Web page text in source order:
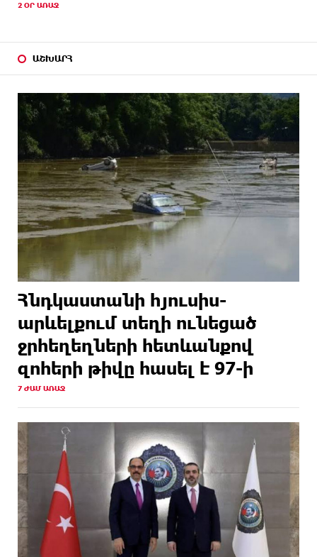
2 ՕՐ ԱՌԱՋ
ԱՇԽԱՐՀ
Հնդկաստանի հյուսիս-
արևելքում տեղի ունեցած
ջրհեղեղների հետևանքով
զոհերի թիվը հասել է 97-ի
7 ԺԱՄ ԱՌԱՋ